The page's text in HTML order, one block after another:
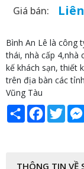
Giá bán:
Bình An Lê là công
thái, nhà cấp 4,nhà
kế khách sạn, thiết
trên địa bàn các
Vũng Tàu
Share Facebook
THÔNG TIN VỀ